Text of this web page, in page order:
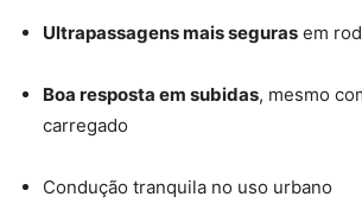
Ultrapassagens mais seguras em
Boa resposta em subidas, mesmo
carregado
Condução tranquila no uso urbano